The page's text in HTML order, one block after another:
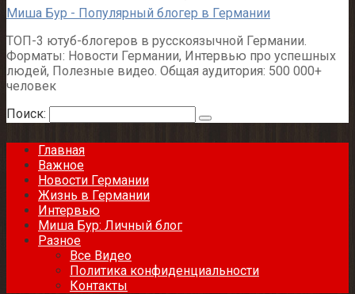
Миша Бур - Популярный блогер в Германии
ТОП-3 ютуб-блогеров в русскоязычной Германии.
Форматы: Новости Германии, Интервью про успешных
людей, Полезные видео. Общая аудитория: 500 000+
человек
Поиск:
Главная
Важное
Новости Германии
Жизнь в Германии
Интервью
Миша Бур: Личный блог
Разное
Все Видео
Политика конфиденциальности
Контакты